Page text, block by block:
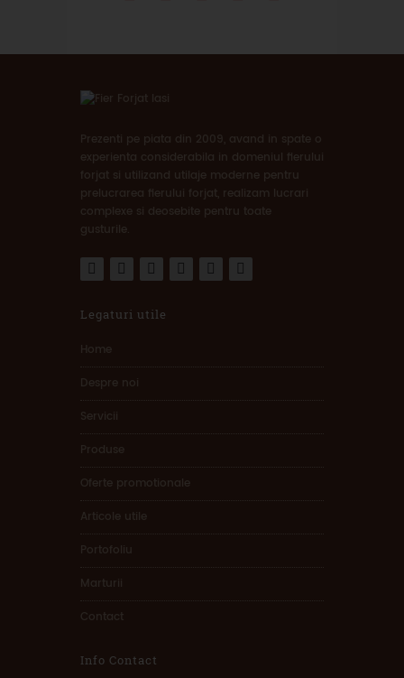
Prezenti pe piata din 2009, avand in spate o
experienta considerabila in domeniul fierului
forjat si utilizand utilaje moderne pentru
prelucrarea fierului forjat, realizam lucrari
complexe si deosebite pentru toate
gusturile.
Legaturi utile
Home
Despre noi
Servicii
Produse
Oferte promotionale
Articole utile
Portofoliu
Marturii
Contact
Info Contact